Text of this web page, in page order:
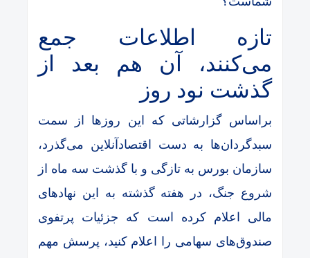
تازه اطلاعات جمع
می‌کنند، آن هم بعد از
گذشت نود روز
براساس گزارشاتی که این روزها از سمت
سبدگردان‌ها به دست اقتصادآنلاین می‌گذرد،
سازمان بورس به تازگی و با گذشت سه ماه از
شروع جنگ، در هفته گذشته به این نهادهای
مالی اعلام کرده است که جزئیات پرتفوی
صندوق‌های سهامی را اعلام کنید، پرسش مهم